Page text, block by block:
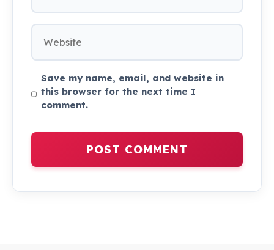
Website
Save my name, email, and website in
this browser for the next time I
comment.